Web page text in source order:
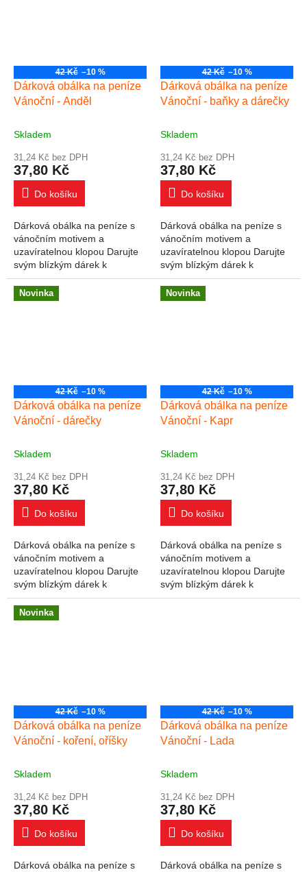
42 Kč –10 %
Dárková obálka na peníze
Vánoční - Anděl
Skladem
31,24 Kč bez DPH
37,80 Kč
Do košíku
Dárková obálka na peníze s
vánočním motivem a
uzavíratelnou klopou Darujte
svým blízkým dárek k
Vánocům v podobě obálky na
peníze. Do obálky lze vložit
peníze nebo dárkový...
42 Kč –10 %
Dárková obálka na peníze
Vánoční - baňky a dárečky
Skladem
31,24 Kč bez DPH
37,80 Kč
Do košíku
Dárková obálka na peníze s
vánočním motivem a
uzavíratelnou klopou Darujte
svým blízkým dárek k
Vánocům v podobě obálky na
peníze. Do obálky lze vložit
peníze nebo dárkový...
Novinka
42 Kč –10 %
Dárková obálka na peníze
Vánoční - dárečky
Skladem
31,24 Kč bez DPH
37,80 Kč
Do košíku
Dárková obálka na peníze s
vánočním motivem a
uzavíratelnou klopou Darujte
svým blízkým dárek k
Vánocům v podobě obálky na
peníze. Do obálky lze vložit
peníze nebo dárkový...
Novinka
42 Kč –10 %
Dárková obálka na peníze
Vánoční - Kapr
Skladem
31,24 Kč bez DPH
37,80 Kč
Do košíku
Dárková obálka na peníze s
vánočním motivem a
uzavíratelnou klopou Darujte
svým blízkým dárek k
Vánocům v podobě obálky na
Novinka
42 Kč –10 %
Dárková obálka na peníze
Vánoční - koření, oříšky
Skladem
31,24 Kč bez DPH
37,80 Kč
Do košíku
Dárková obálka na peníze s
42 Kč –10 %
Dárková obálka na peníze
Vánoční - Lada
Skladem
31,24 Kč bez DPH
37,80 Kč
Do košíku
Dárková obálka na peníze s